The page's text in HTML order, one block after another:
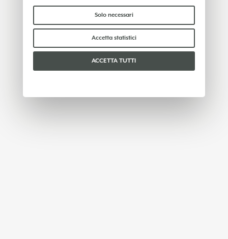
condividono con terzi alcun dato personale. Per
saperne di più puoi consultare la nostra
policy.
Per favore, scegli quali cookie accettare:
Solo necessari
Accetta statistici
ACCETTA TUTTI